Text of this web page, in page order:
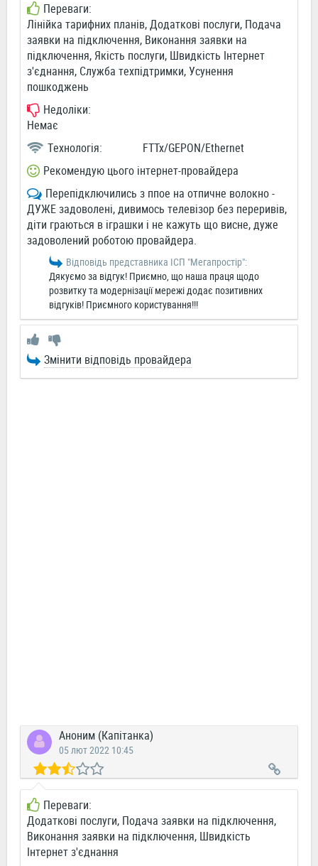
Переваги:
Лінійка тарифних планів, Додаткові послуги, Подача
заявки на підключення, Виконання заявки на
підключення, Якість послуги, Швидкість Інтернет
з'єднання, Служба техпідтримки, Усунення
пошкоджень
Недоліки:
Немає
Технологія:
FTTx/GEPON/Ethernet
Рекомендую цього інтернет-провайдера
Перепідключились з ппое на отпичне волокно -
ДУЖЕ задоволені, дивимось телевізор без переривів,
діти граються в іграшки і не кажуть що висне, дуже
задоволений роботою провайдера.
Відповідь представника ІСП "Мегапростiр":
Дякуємо за відгук! Приємно, що наша праця щодо
розвитку та модернізації мережі додає позитивних
відгуків! Приємного користування!!!
Змінити відповідь провайдера
Аноним (Капітанка)
05 лют 2022 10:45
Переваги:
Додаткові послуги, Подача заявки на підключення,
Виконання заявки на підключення, Швидкість
Інтернет з'єднання